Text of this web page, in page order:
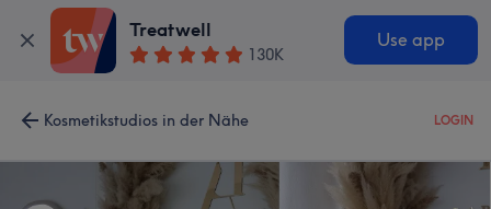
Treatwell
130K
Use app
Kosmetikstudios in der Nähe LOGIN